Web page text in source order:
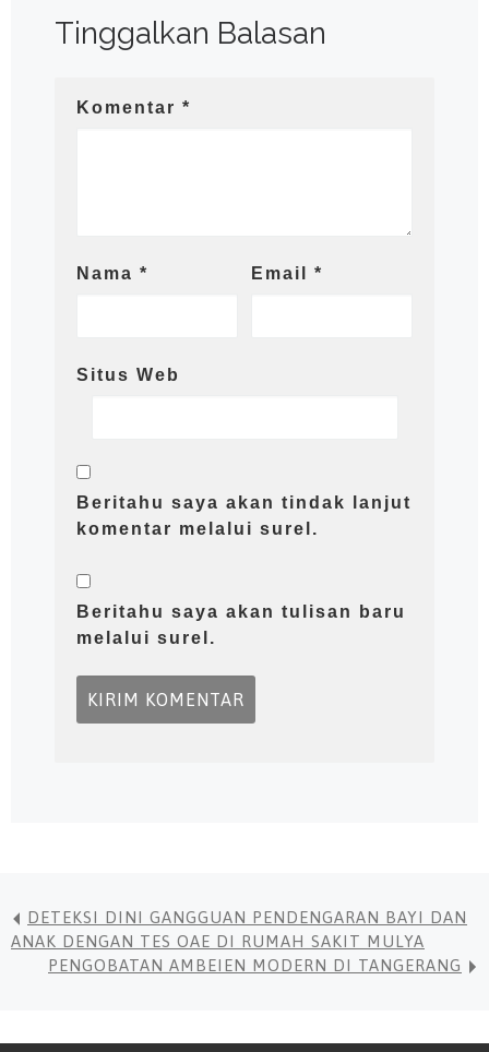
Tinggalkan Balasan
Komentar *
Nama * Email*
Situs Web
Beritahu saya akan tindak lanjut
komentar melalui surel.
Beritahu saya akan tulisan baru
melalui surel.
DETEKSI DINI GANGGUAN PENDENGARAN BAYI DAN
ANAK DENGAN TES OAE DI RUMAH SAKIT MULYA
PENGOBATAN AMBEIEN MODERN DI TANGERANG